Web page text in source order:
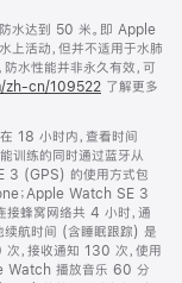
水达到 50 米。即 Apple
活动，但并不适用于水肺
水性能并非永久有效，可
zh-cn/109522 了解更多
18 小时内，查看时间
训练的同时通过蓝牙从
3 (GPS) 的使用方式包
；Apple Watch SE 3
蜂窝网络共 4 小时，通
航时间 (含睡眠跟踪) 是
，接收通知 130 次，使用
Watch 播放音乐 60 分